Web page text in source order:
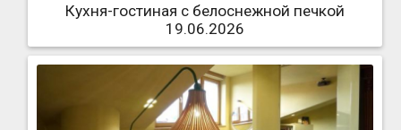
Кухня-гостиная с белоснежной печкой
19.06.2026